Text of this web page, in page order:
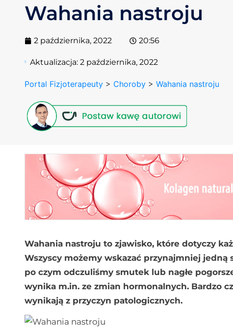
Wahania nastroju
2 października, 2022 20:56
Aktualizacja:2 października, 2022
Portal Fizjoterapeuty > Choroby >Wahania nastroju
Wahania nastroju to zjawisko, które dotyczy
Wszyscy możemy wskazać przynajmniej
po czym odczuliśmy smutek lub nagłe
wynika m.in. ze zmian hormonalnych. Bardzo
wynikają z przyczyn patologicznych.